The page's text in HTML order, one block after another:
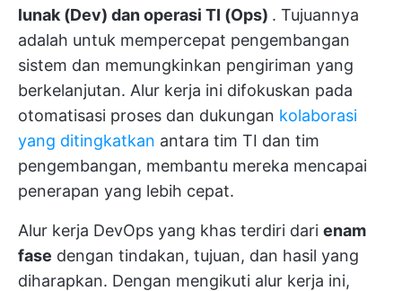
lunak (Dev) dan operasi TI (Ops) . Tujuannya
adalah untuk mempercepat pengembangan
sistem dan memungkinkan pengiriman yang
berkelanjutan. Alur kerja ini difokuskan pada
otomatisasi proses dan dukungan kolaborasi
yang ditingkatkan antara tim TI dan tim
pengembangan, membantu mereka mencapai
penerapan yang lebih cepat.
Alur kerja DevOps yang khas terdiri dari enam
fase dengan tindakan, tujuan, dan hasil yang
diharapkan. Dengan mengikuti alur kerja ini,